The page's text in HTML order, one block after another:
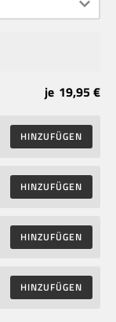
je 19,95 €
HINZUFÜGEN
HINZUFÜGEN
HINZUFÜGEN
HINZUFÜGEN